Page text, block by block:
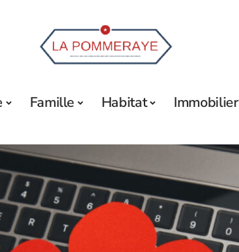
Famille Habitat Immobilier